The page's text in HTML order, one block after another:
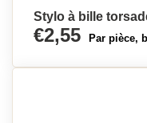
Stylo à bille
€2,55 Par pièce,